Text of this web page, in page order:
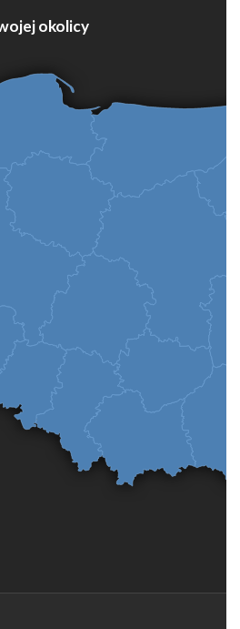
okolicy